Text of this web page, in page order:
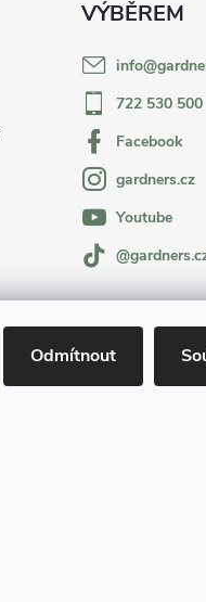
Odmítnout
info@
722 530 500
Facebook
gardners.cz
Youtube